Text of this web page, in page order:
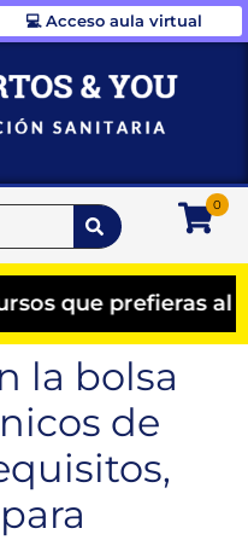
💻 Acceso aula virtual
0
que prefieras al
la bolsa
de